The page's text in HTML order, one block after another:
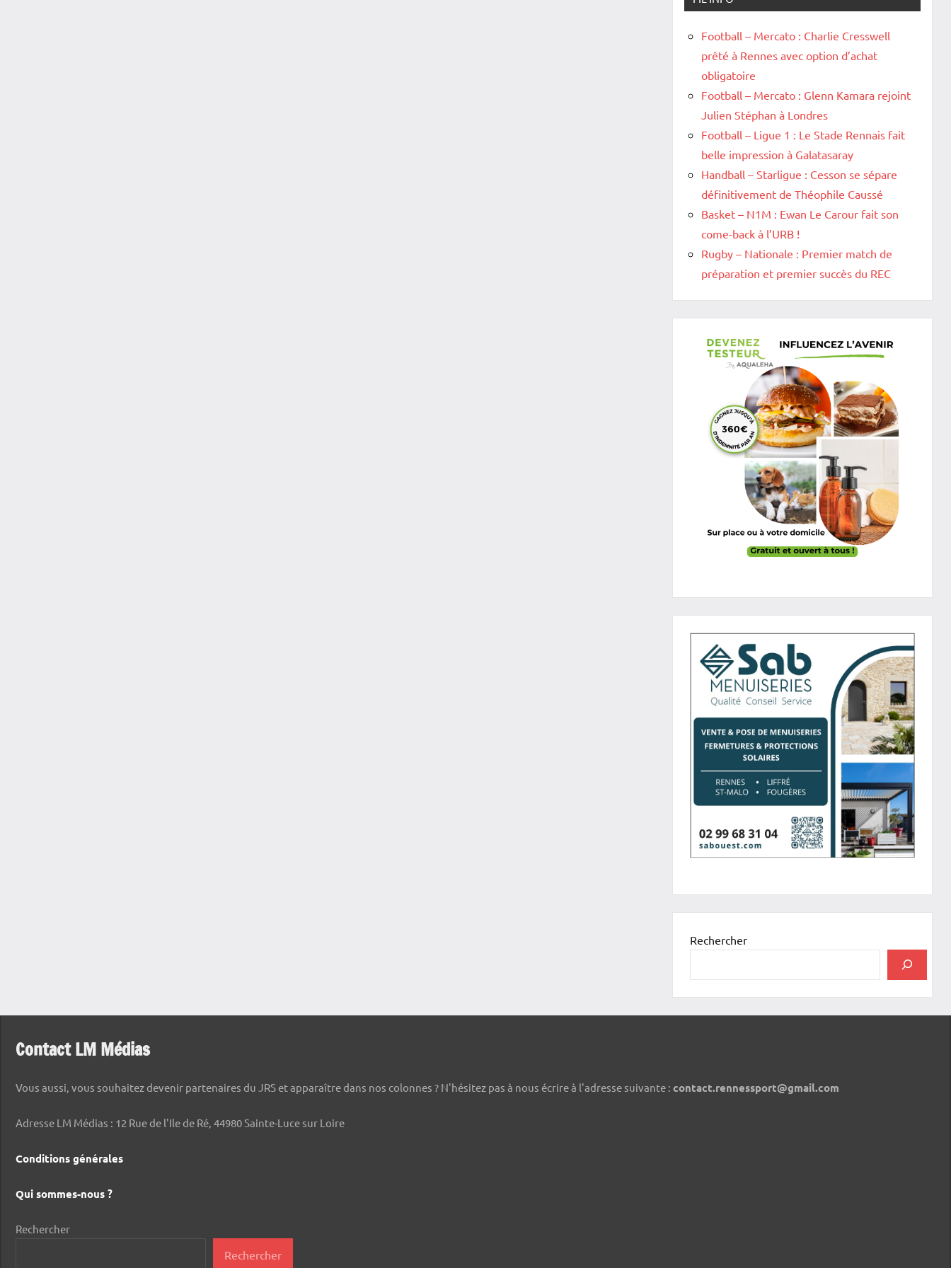
Football – Mercato : Charlie Cresswell
prêté à Rennes avec option d’achat
obligatoire
Football – Mercato : Glenn Kamara rejoint
Julien Stéphan à Londres
Football – Ligue 1 : Le Stade Rennais fait
belle impression à Galatasaray
Handball – Starligue : Cesson se sépare
définitivement de Théophile Caussé
Basket – N1M : Ewan Le Carour fait son
come-back à l’URB !
Rugby – Nationale : Premier match de
préparation et premier succès du REC
Rechercher
Contact LM Médias
Vous aussi, vous souhaitez devenir partenaires du JRS et apparaître dans nos colonnes ? N'hésitez pas à nous écrire à l'adresse suivante : contact.rennessport@gmail.com
Adresse LM Médias : 12 Rue de l'Ile de Ré, 44980 Sainte-Luce sur Loire
Conditions générales
Qui sommes-nous ?
Rechercher
Rechercher